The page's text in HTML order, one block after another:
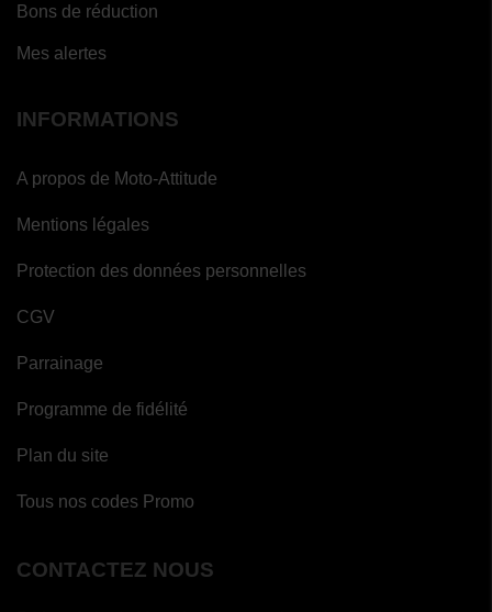
Bons de réduction
Mes alertes
INFORMATIONS
A propos de Moto-Attitude
Mentions légales
Protection des données personnelles
CGV
Parrainage
Programme de fidélité
Plan du site
Tous nos codes Promo
CONTACTEZ NOUS